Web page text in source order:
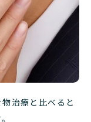
治療と比べると